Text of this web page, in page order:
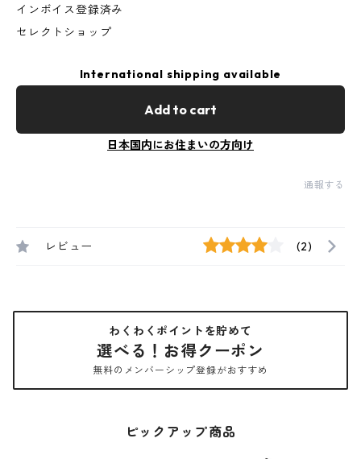
インボイス登録済み
セレクトショップ
International shipping available
Add to cart
日本国内にお住まいの方向け
通報する
レビュー (2)
わくわくポイントを貯めて
選べる！お得クーポン
無料のメンバーシップ登録がおすすめ
ピックアップ商品